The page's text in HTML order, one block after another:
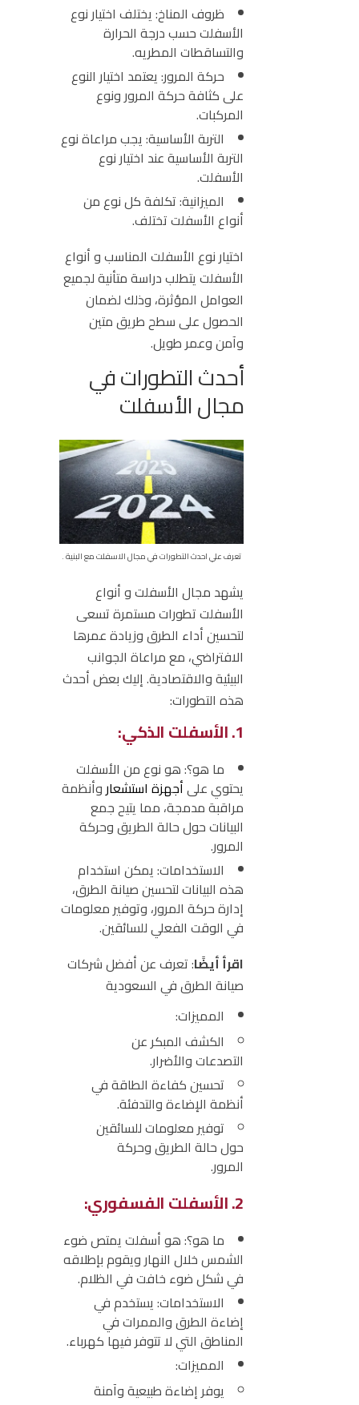
ظروف المناخ: يختلف اختيار نوع
الأسفلت حسب درجة الحرارة
والتساقطات المطريه.
حركة المرور: يعتمد اختيار النوع
على كثافة حركة المرور ونوع
المركبات.
التربة الأساسية: يجب مراعاة نوع
التربة الأساسية عند اختيار نوع
الأسفلت.
الميزانية:تكلفة كل نوع من
أنواع الأسفلت تختلف.
اختيار نوع الأسفلت المناسب و أنواع
الأسفلت يتطلب دراسة متأنية لجميع
العوامل المؤثرة، وذلك لضمان
الحصول على سطح طريق متين
وآمن وعمر طويل.
أحدث التطورات في
مجال الأسفلت
تعرف علي احدث التطورات في مجال الاسفلت مع البنية .
يشهد مجال الأسفلت و أنواع
الأسفلت تطورات مستمرة تسعى
لتحسين أداء الطرق وزيادة عمرها
الافتراضي، مع مراعاة الجوانب
البيئية والاقتصادية. إليك بعض أحدث
هذه التطورات:
1. الأسفلت الذكي:
ما هو؟:هو نوع من الأسفلت
يحتوي علىأجهزة استشعار وأنظمة
مراقبة مدمجة، مما يتيح جمع
البيانات حول حالة الطريق وحركة
المرور.
الاستخدامات: يمكن استخدام
هذه البيانات لتحسين صيانة الطرق،
إدارة حركة المرور، وتوفير معلومات
في الوقت الفعلي للسائقين.
اقرأ أيضًا: تعرف عنأفضل شركات
صيانة الطرق في السعودية
المميزات:
الكشف المبكر عن
التصدعات والأضرار.
تحسين كفاءة الطاقة في
أنظمة الإضاءة والتدفئة.
توفير معلومات للسائقين
حول حالة الطريق وحركة
المرور.
2. الأسفلت الفسفوري:
ما هو؟:هو أسفلت يمتص ضوء
الشمس خلال النهار ويقوم بإطلاقه
في شكل ضوء خافت في الظلام.
الاستخدامات: يستخدم في
إضاءة الطرق والممرات في
المناطق التي لا تتوفر فيها كهرباء.
المميزات:
يوفر إضاءة طبيعية وآمنة